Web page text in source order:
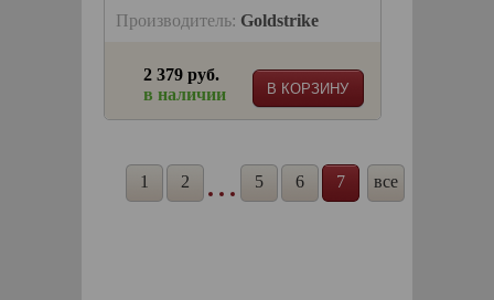
Производитель: Goldstrike
В КОРЗИНУ
2 379 руб.
в наличии
1 2 5 6 7 все